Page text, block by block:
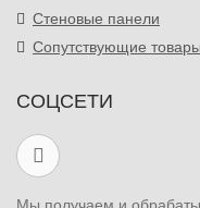
Стеновые панели
Сопутствующие товары
СОЦСЕТИ
Мы получаем и